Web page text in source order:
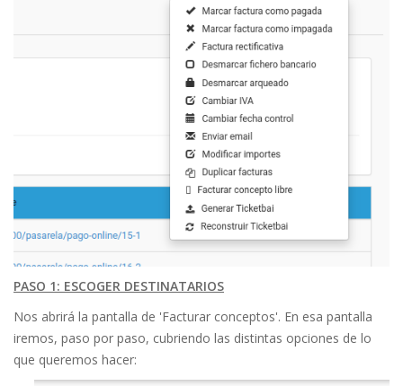
PASO 1: ESCOGER DESTINATARIOS
Nos abrirá la pantalla de 'Facturar conceptos'. En esa pantalla
iremos, paso por paso, cubriendo las distintas opciones de lo
que queremos hacer: